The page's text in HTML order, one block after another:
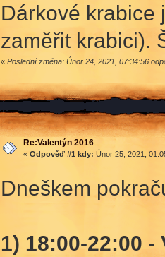
Dárkové krabice
zaměřit krabici).
« Poslední změna: Únor 24, 2021, 07:34:56
Re:Valentýn 2016
« Odpověď #1 kdy: Únor 25, 2021,
Dneškem
1) 18:00-22:00